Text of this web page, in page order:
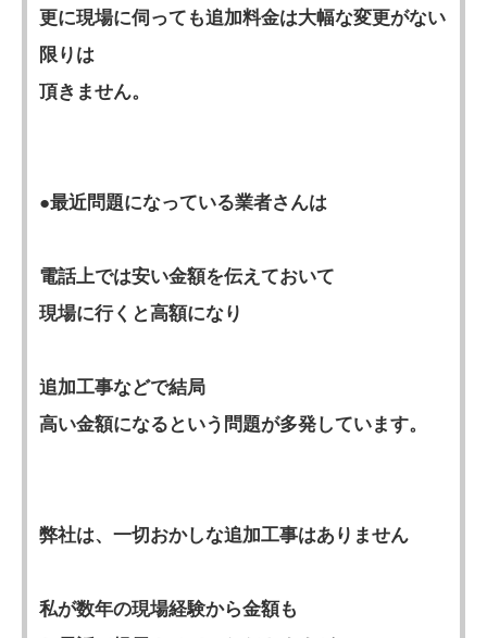
更に現場に伺っても追加料金は大幅な変更がない
限りは
頂きません。
●最近問題になっている業者さんは
電話上では安い金額を伝えておいて
現場に行くと高額になり
追加工事などで結局
高い金額になるという問題が多発しています。
弊社は、一切おかしな追加工事はありません
私が数年の現場経験から金額も